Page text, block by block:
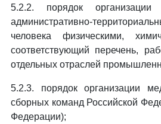
5.2.2. порядок
административно-
человека физическими,
соответствующий перечень,
отдельных отраслей
5.2.3. порядок организации
сборных команд Российской
Федерации);